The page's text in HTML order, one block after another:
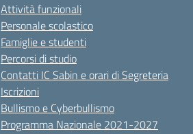
Attività funzionali
Personale scolastico
Famiglie e studenti
Percorsi di studio
Contatti IC Sabin e orari di Segreteria
Iscrizioni
Bullismo e Cyberbullismo
Programma Nazionale 2021-2027